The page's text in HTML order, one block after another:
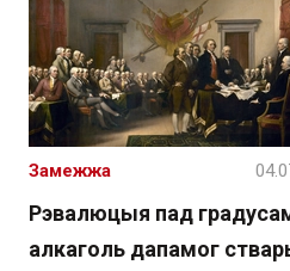
Рэвалюцыя пад
алкаголь дапамог
Замежжа